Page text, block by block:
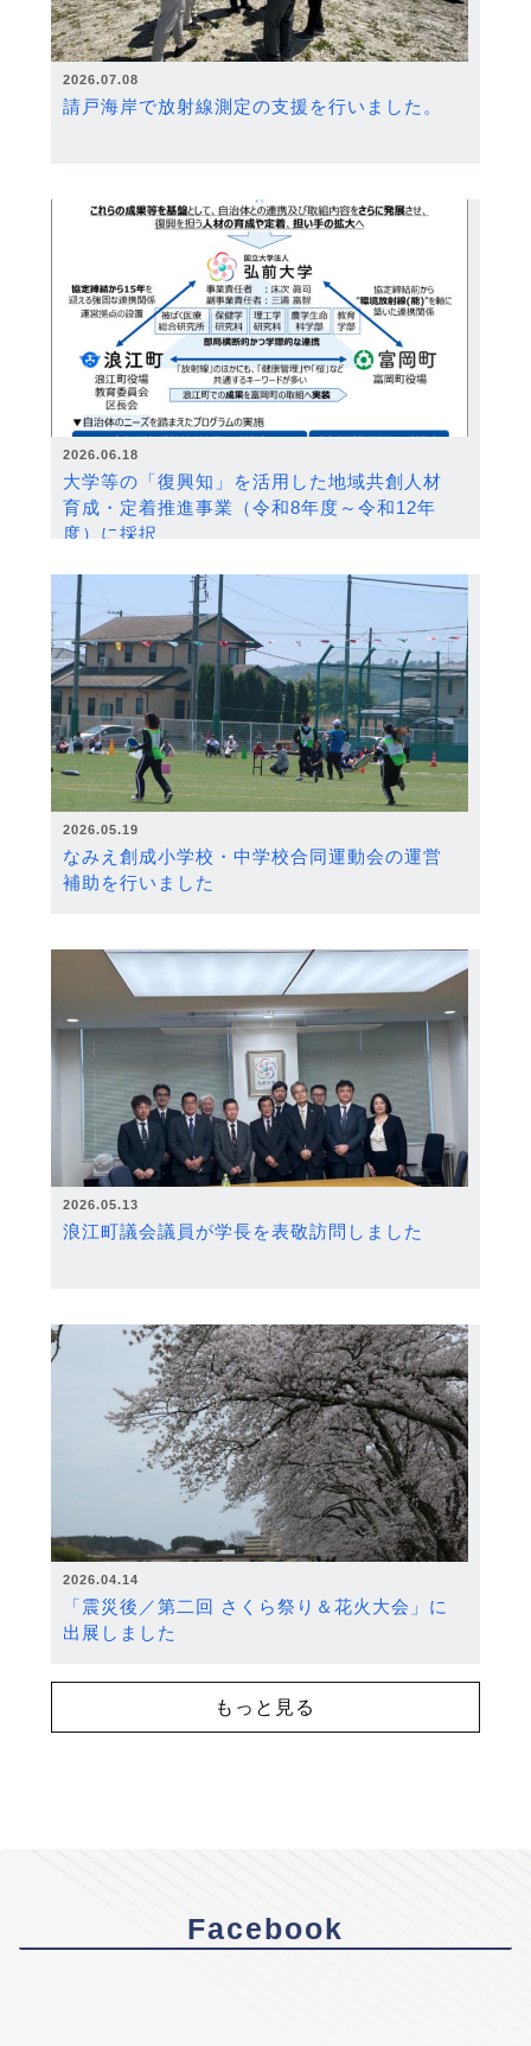
2026.07.08
請戸海岸で放射線測定の支援を行いました。
2026.06.18
大学等の「復興知」を活用した地域共創人材
育成・定着推進事業（令和8年度～令和12年
度）に採択
2026.05.19
なみえ創成小学校・中学校合同運動会の運営
補助を行いました
2026.05.13
浪江町議会議員が学長を表敬訪問しました
2026.04.14
「震災後／第二回 さくら祭り＆花火大会」に
出展しました
もっと見る
Facebook